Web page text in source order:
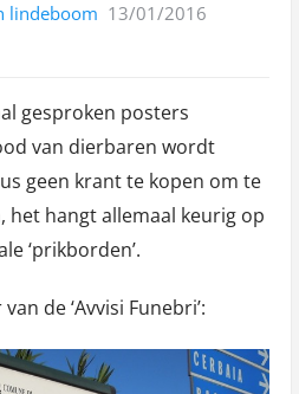
lindeboom 13/01/2016
gesproken posters
van dierbaren wordt
geen krant te kopen om te
het hangt allemaal keurig op
‘prikborden’.
de ‘Avvisi Funebri’: